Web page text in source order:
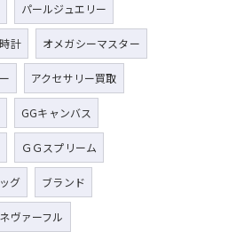
パールジュエリー
計 オメガシーマスター
アクセサリー買取
GGキャンバス
ＧＧスプリーム
グ ブランド
ネヴァーフル